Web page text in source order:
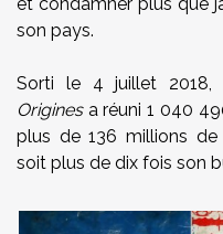
son pays.
Sorti le 4 juillet 2018,
Originesa réuni 1 040
plus de 136 millions
soit plus de dix fois son